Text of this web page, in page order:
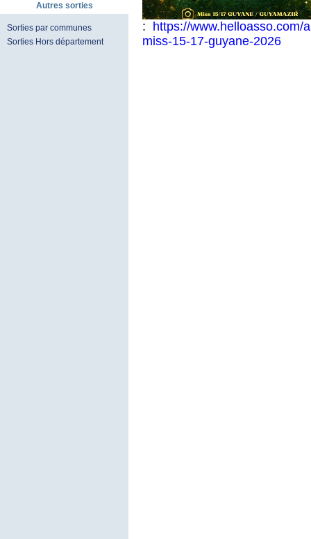
Autres sorties
Sorties par communes
Sorties Hors département
: https://www.helloasso.com/
miss-15-17-guyane-2026